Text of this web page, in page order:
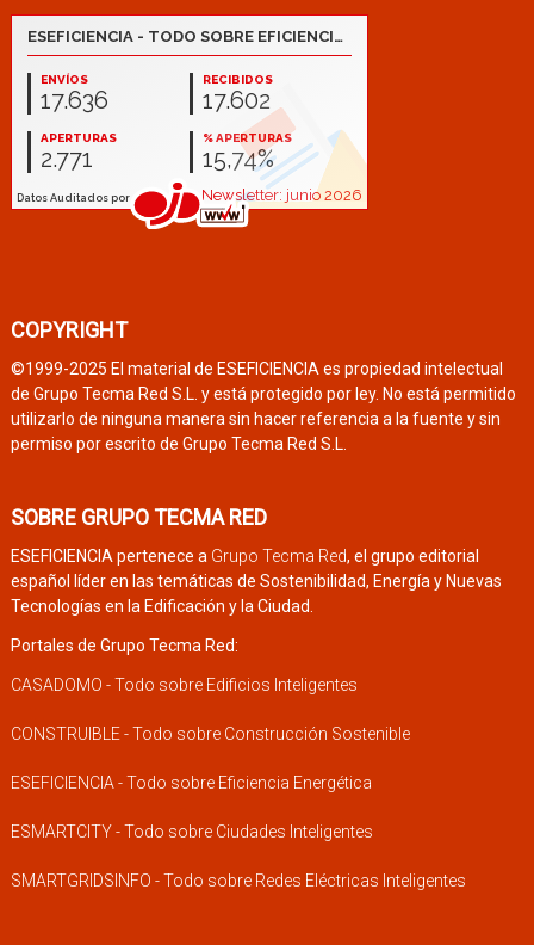
COPYRIGHT
©1999-2025 El material de ESEFICIENCIA es propiedad intelectual
de Grupo Tecma Red S.L. y está protegido por ley. No está permitido
utilizarlo de ninguna manera sin hacer referencia a la fuente y sin
permiso por escrito de Grupo Tecma Red S.L.
SOBRE GRUPO TECMA RED
ESEFICIENCIA pertenece a Grupo Tecma Red, el grupo editorial
español líder en las temáticas de Sostenibilidad, Energía y Nuevas
Tecnologías en la Edificación y la Ciudad.
Portales de Grupo Tecma Red:
CASADOMO - Todo sobre Edificios Inteligentes
CONSTRUIBLE - Todo sobre Construcción Sostenible
ESEFICIENCIA - Todo sobre Eficiencia Energética
ESMARTCITY - Todo sobre Ciudades Inteligentes
SMARTGRIDSINFO - Todo sobre Redes Eléctricas Inteligentes